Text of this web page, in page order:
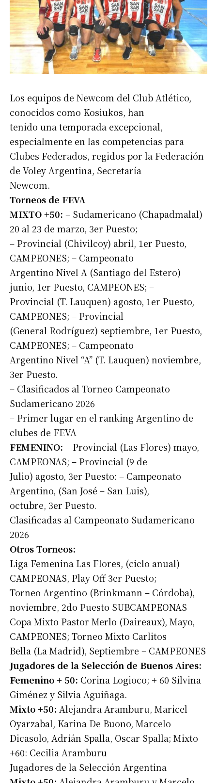
Los equipos de Newcom del Club Atlético,
conocidos como Kosiukos, han
tenido una temporada excepcional,
especialmente en las competencias para
Clubes Federados, regidos por la Federación
de Voley Argentina, Secretaría
Newcom.
Torneos de FEVA
MIXTO +50: – Sudamericano (Chapadmalal)
20 al 23 de marzo, 3er Puesto;
– Provincial (Chivilcoy) abril, 1er Puesto,
CAMPEONES; – Campeonato
Argentino Nivel A (Santiago del Estero)
junio, 1er Puesto, CAMPEONES; –
Provincial (T. Lauquen) agosto, 1er Puesto,
CAMPEONES; – Provincial
(General Rodríguez) septiembre, 1er Puesto,
CAMPEONES; – Campeonato
Argentino Nivel “A” (T. Lauquen) noviembre,
3er Puesto.
– Clasificados al Torneo Campeonato
Sudamericano 2026
– Primer lugar en el ranking Argentino de
clubes de FEVA
FEMENINO: – Provincial (Las Flores) mayo,
CAMPEONAS; – Provincial (9 de
Julio) agosto, 3er Puesto: – Campeonato
Argentino, (San José – San Luis),
octubre, 3er Puesto.
Clasificadas al Campeonato Sudamericano
2026
Otros Torneos:
Liga Femenina Las Flores, (ciclo anual)
CAMPEONAS, Play Off 3er Puesto; –
Torneo Argentino (Brinkmann – Córdoba),
noviembre, 2do Puesto SUBCAMPEONAS
Copa Mixto Pastor Merlo (Daireaux), Mayo,
CAMPEONES; Torneo Mixto Carlitos
Bella (La Madrid), Septiembre – CAMPEONES
Jugadores de la Selección de Buenos Aires:
Femenino + 50: Corina Logioco; + 60 Silvina
Giménez y Silvia Aguiñaga.
Mixto +50: Alejandra Aramburu, Maricel
Oyarzabal, Karina De Buono, Marcelo
Dicasolo, Adrián Spalla, Oscar Spalla; Mixto
+60: Cecilia Aramburu
Jugadores de la Selección Argentina